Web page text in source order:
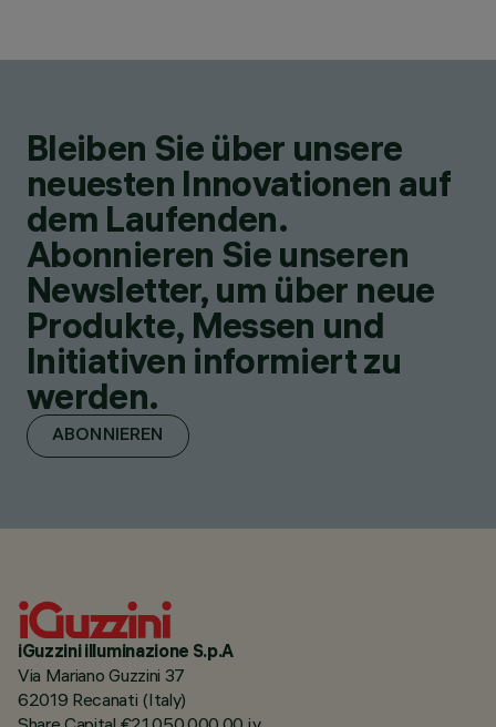
Bleiben Sie über unsere
neuesten Innovationen auf
dem Laufenden.
Abonnieren Sie unseren
Newsletter, um über neue
Produkte, Messen und
Initiativen informiert zu
werden.
ABONNIEREN
iGuzzini illuminazione S.p.A
Via Mariano Guzzini 37
62019 Recanati (Italy)